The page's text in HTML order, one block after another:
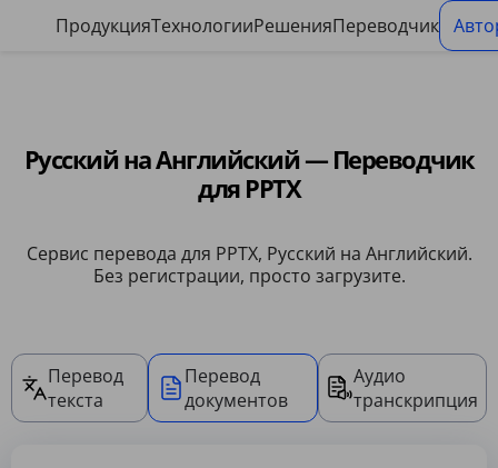
ПродукцияТехнологииРешенияПереводчик
Русский на Английский — Переводчик
для PPTX
Сервис перевода для PPTX, Русский на Английский.
Без регистрации, просто загрузите.
Перевод
текста
Перевод
документов
Аудио
транскрипция